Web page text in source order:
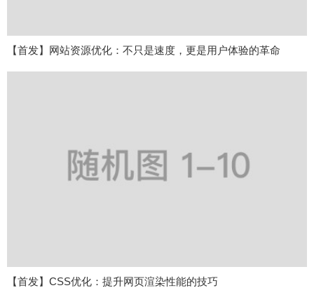
【首发】网站资源优化：不只是速度，更是用户体验的革命
【首发】CSS优化：提升网页渲染性能的技巧